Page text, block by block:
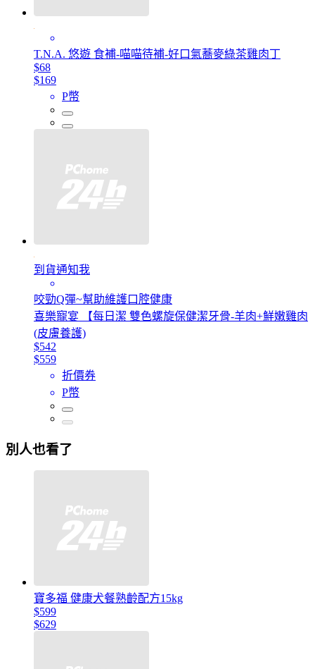
T.N.A. 悠遊 食補-喵喵待補-好口氣蕎麥綠茶雞肉丁
$68
$169
P幣
到貨通知我
咬勁Q彈~幫助維護口腔健康
喜樂寵宴 【每日潔 雙色螺旋保健潔牙骨-羊肉+鮮嫩雞肉
(皮膚養護)
$542
$559
折價券
P幣
別人也看了
寶多福 健康犬餐熟齡配方15kg
$599
$629